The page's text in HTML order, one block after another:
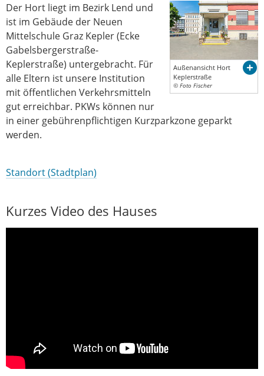
Außenansicht Hort
Keplerstraße
© Foto Fischer
Der Hort liegt im Bezirk Lend und
ist im Gebäude der Neuen
Mittelschule Graz Kepler (Ecke
Gabelsbergerstraße-
Keplerstraße) untergebracht. Für
alle Eltern ist unsere Institution
mit öffentlichen Verkehrsmitteln
gut erreichbar. PKWs können nur
in einer gebührenpflichtigen Kurzparkzone geparkt
werden.
Standort (Stadtplan)
Kurzes Video des Hauses